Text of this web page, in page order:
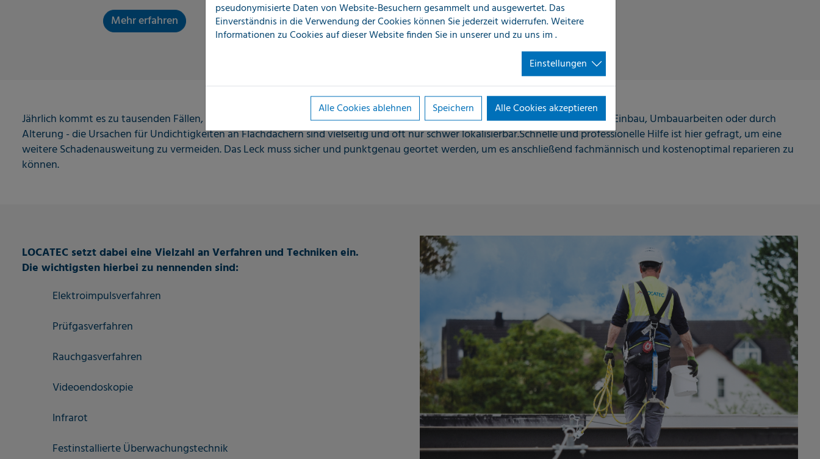
Mehr erfahren Mehr erfahren
Jährlich kommt es zu tausenden Fällen, bei denen Flachdächer undicht werden. Ob durch Witterungseinflüsse, unsachgemäßen Einbau, Umbauarbeiten oder durch
Alterung - die Ursachen für Undichtigkeiten an Flachdächern sind vielseitig und oft nur schwer lokalisierbar.Schnelle und professionelle Hilfe ist hier gefragt, um eine
weitere Schadenausweitung zu vermeiden. Das Leck muss sicher und punktgenau geortet werden, um es anschließend fachmännisch und kostenoptimal reparieren zu
können.
LOCATEC setzt dabei eine Vielzahl an Verfahren und Techniken ein.
Die wichtigsten hierbei zu nennenden sind:
Elektroimpulsverfahren
Prüfgasverfahren
Rauchgasverfahren
Videoendoskopie
Infrarot
Festinstallierte Überwachungstechnik
pseudonymisierte Daten von Website-Besuchern gesammelt und ausgewertet. Das
Einverständnis in die Verwendung der Cookies können Sie jederzeit widerrufen. Weitere
Informationen zu Cookies auf dieser Website finden Sie in unsererund zu uns im.
Einstellungen
Alle Cookies ablehnen Speichern Alle Cookies akzeptieren